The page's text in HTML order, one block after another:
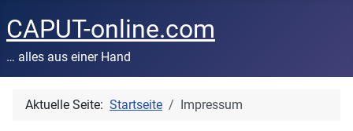
CAPUT-online.com
… alles aus einer Hand
Aktuelle Seite: Startseite Impressum